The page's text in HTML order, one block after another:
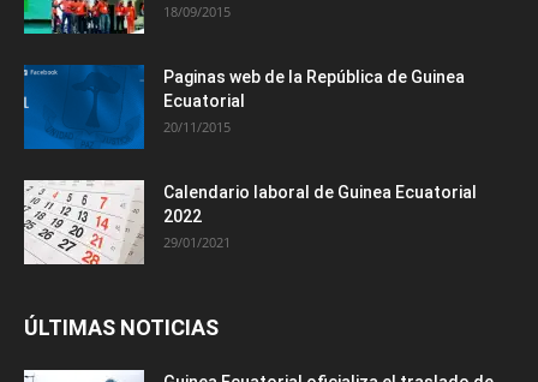
18/09/2015
Paginas web de la República de Guinea
Ecuatorial
20/11/2015
Calendario laboral de Guinea Ecuatorial
2022
29/01/2021
ÚLTIMAS NOTICIAS